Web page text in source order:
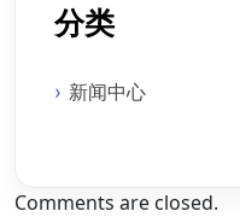
分类
新闻中心
Comments are closed.